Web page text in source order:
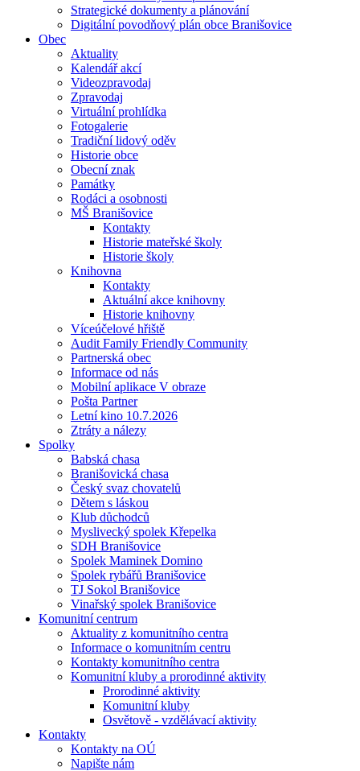
Strategické dokumenty a plánování
Digitální povodňový plán obce Branišovice
Obec
Aktuality
Kalendář akcí
Videozpravodaj
Zpravodaj
Virtuální prohlídka
Fotogalerie
Tradiční lidový oděv
Historie obce
Obecní znak
Památky
Rodáci a osobnosti
MŠ Branišovice
Kontakty
Historie mateřské školy
Historie školy
Knihovna
Kontakty
Aktuální akce knihovny
Historie knihovny
Víceúčelové hřiště
Audit Family Friendly Community
Partnerská obec
Informace od nás
Mobilní aplikace V obraze
Pošta Partner
Letní kino 10.7.2026
Ztráty a nálezy
Spolky
Babská chasa
Branišovická chasa
Český svaz chovatelů
Dětem s láskou
Klub důchodců
Myslivecký spolek Křepelka
SDH Branišovice
Spolek Maminek Domino
Spolek rybářů Branišovice
TJ Sokol Branišovice
Vinařský spolek Branišovice
Komunitní centrum
Aktuality z komunitního centra
Informace o komunitním centru
Kontakty komunitního centra
Komunitní kluby a prorodinné aktivity
Prorodinné aktivity
Komunitní kluby
Osvětově - vzdělávací aktivity
Kontakty
Kontakty na OÚ
Napište nám